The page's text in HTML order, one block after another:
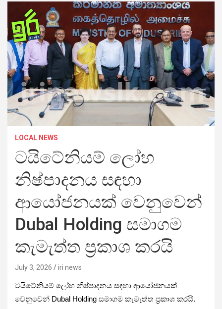
LOCAL NEWS
ටයිටේනියම් ලෝහ
නිෂ්පාදනය සඳහා
ආයෝජනයක් වෙනුවෙන්
Dubal Holding සමාගම
කැමැත්ත ප්‍රකාශ කරයි
July 3, 2026 iri news
ටයිටේනියම් ලෝහ නිෂ්පාදනය සඳහා ආයෝජනයක්
වෙනුවෙන් Dubal Holding සමාගම කැමැත්ත ප්‍රකාශ කරයි.